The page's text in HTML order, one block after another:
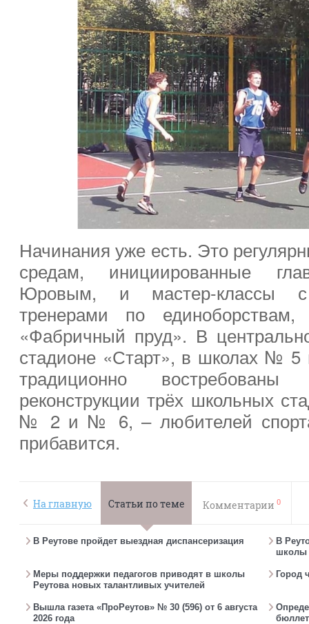
Начинания уже есть. Это
средам, инициированные
Юровым, и мастер-классы с
тренерами по
«Фабричный пруд». В
стадионе «Старт», в школах №
традиционно
реконструкции трёх школьных
№ 2 и № 6, – любителей спорта
прибавится.
На главную Статьи по теме Комментарии 0
В Реутове пройдет выездная диспансеризация
В
школы
Меры поддержки педагогов приводят в школы
Реутова новых талантливых учителей
Город
Вышла газета «ПроРеутов» № 30 (596) от 6 августа
2026 года